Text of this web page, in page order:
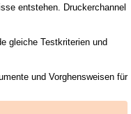
entstehen. Druckerchannel
gleiche Testkriterien und
und Vorghensweisen für